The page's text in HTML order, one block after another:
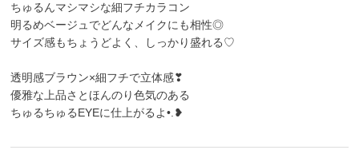
ちゅるんマシマシな細フチカラコン
明るめベージュでどんなメイクにも相性◎
サイズ感もちょうどよく、しっかり盛れる♡
透明感ブラウン×細フチで立体感❣
優雅な上品さとほんのり色気のある
ちゅるちゅるEYEに仕上がるよ•.❥